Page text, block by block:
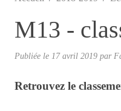
M13 -
Publiée le 17 avril 2019 par
Retrouvez le